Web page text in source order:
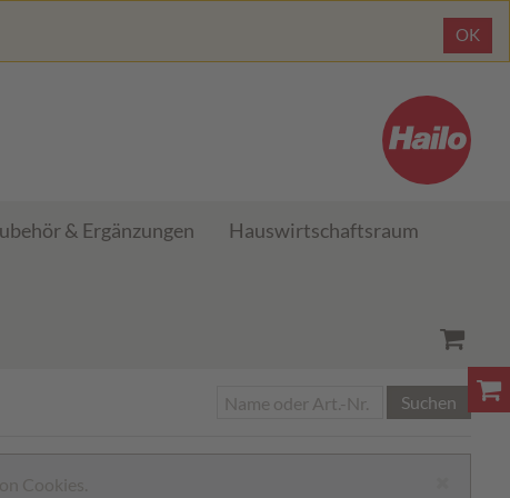
OK
& Ergänzungen Hauswirtschaftsraum
Suchen
Cookies.